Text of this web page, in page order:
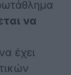
να
έχει